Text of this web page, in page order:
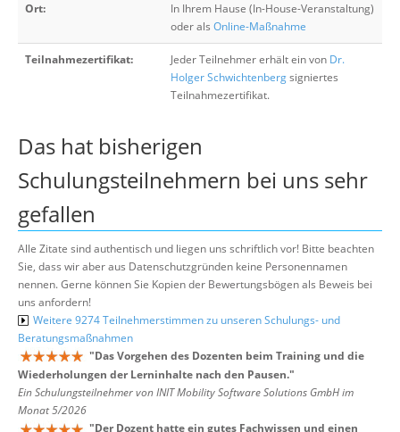
Ort:
In Ihrem Hause (In-House-Veranstaltung)
oder als Online-Maßnahme
Teilnahmezertifikat: Jeder Teilnehmer erhält ein von Dr.
Holger Schwichtenbergsigniertes
Teilnahmezertifikat.
Das hat bisherigen
Schulungsteilnehmern bei uns sehr
gefallen
Alle Zitate sind authentisch und liegen uns schriftlich vor! Bitte beachten
Sie, dass wir aber aus Datenschutzgründen keine Personennamen
nennen. Gerne können Sie Kopien der Bewertungsbögen als Beweis bei
uns anfordern!
Weitere 9274 Teilnehmerstimmen zu unseren Schulungs- und
Beratungsmaßnahmen
"Das Vorgehen des Dozenten beim Training und die
Wiederholungen der Lerninhalte nach den Pausen."
Ein Schulungsteilnehmer von INIT Mobility Software Solutions GmbH im
Monat 5/2026
"Der Dozent hatte ein gutes Fachwissen und einen